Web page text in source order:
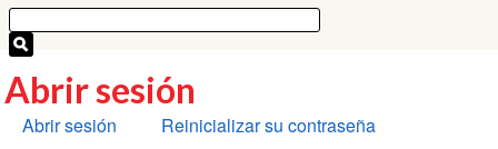
Abrir sesión
Solapas
Abrir sesión Reinicializar su contraseña